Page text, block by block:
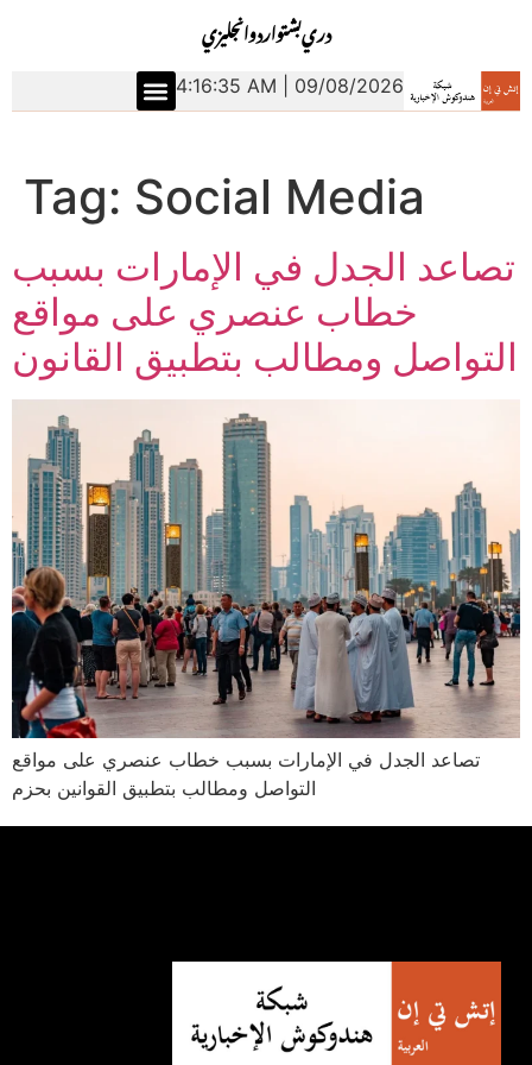
انجليزياردوبشتودري
4:16:36 AM | 09/08/2026
Tag: Social Media
تصاعد الجدل في الإمارات بسبب
خطاب عنصري على مواقع
التواصل ومطالب بتطبيق القانون
تصاعد الجدل في الإمارات بسبب خطاب عنصري على مواقع
التواصل ومطالب بتطبيق القوانين بحزم